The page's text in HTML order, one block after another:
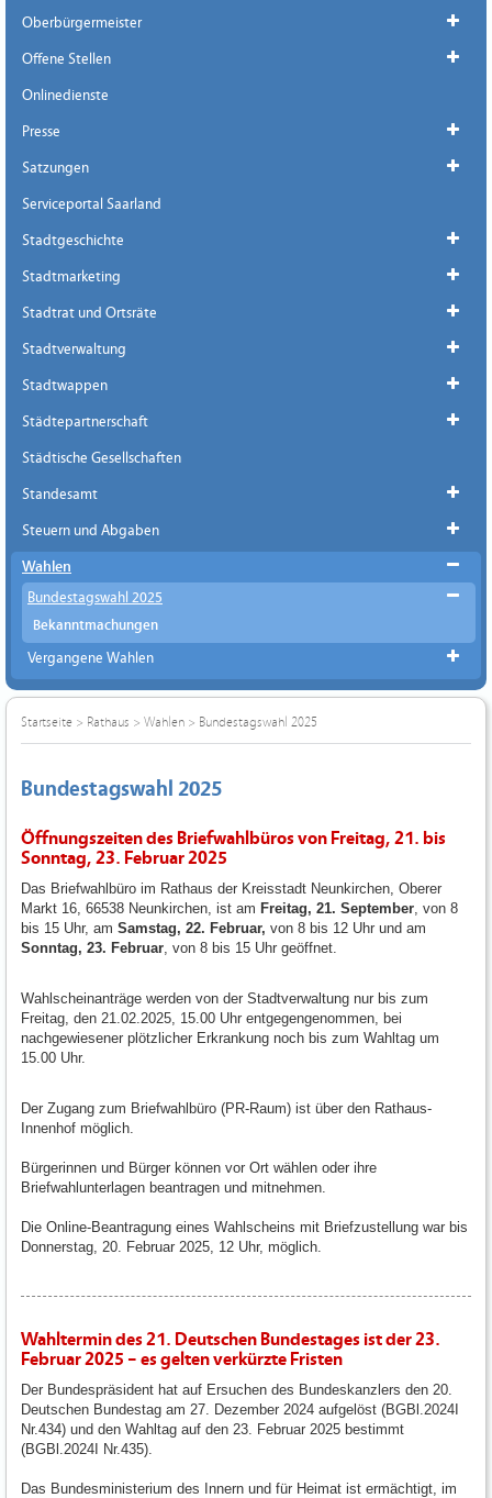
Oberbürgermeister
Offene Stellen
Onlinedienste
Presse
Satzungen
Serviceportal Saarland
Stadtgeschichte
Stadtmarketing
Stadtrat und Ortsräte
Stadtverwaltung
Stadtwappen
Städtepartnerschaft
Städtische Gesellschaften
Standesamt
Steuern und Abgaben
Wahlen
Bundestagswahl 2025
Bekanntmachungen
Vergangene Wahlen
Startseite > Rathaus > Wahlen > Bundestagswahl 2025
Bundestagswahl 2025
Öffnungszeiten des Briefwahlbüros von Freitag, 21. bis
Sonntag, 23. Februar 2025
Das Briefwahlbüro im Rathaus der Kreisstadt Neunkirchen, Oberer
Markt 16, 66538 Neunkirchen, ist am Freitag, 21. September , von 8
bis 15 Uhr, am Samstag, 22. Februar, von 8 bis 12 Uhr und am
Sonntag, 23. Februar , von 8 bis 15 Uhr geöffnet.
Wahlscheinanträge werden von der Stadtverwaltung nur bis zum
Freitag, den 21.02.2025, 15.00 Uhr entgegengenommen, bei
nachgewiesener plötzlicher Erkrankung noch bis zum Wahltag um
15.00 Uhr.
Der Zugang zum Briefwahlbüro (PR-Raum) ist über den Rathaus-
Innenhof möglich.
Bürgerinnen und Bürger können vor Ort wählen oder ihre
Briefwahlunterlagen beantragen und mitnehmen.
Die Online-Beantragung eines Wahlscheins mit Briefzustellung war bis
Donnerstag, 20. Februar 2025, 12 Uhr, möglich.
Wahltermin des 21. Deutschen Bundestages ist der 23.
Februar 2025 – es gelten verkürzte Fristen
Der Bundespräsident hat auf Ersuchen des Bundeskanzlers den 20.
Deutschen Bundestag am 27. Dezember 2024 aufgelöst (BGBl.2024I
Nr.434) und den Wahltag auf den 23. Februar 2025 bestimmt
(BGBl.2024I Nr.435).
Das Bundesministerium des Innern und für Heimat ist ermächtigt, im